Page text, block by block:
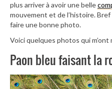
plus arriver à avoir une belle
mouvement et de l’histoire. Bref
faire une bonne photo.
Voici quelques photos qui m’ont
Paon bleu faisant la